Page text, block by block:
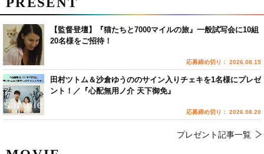
【監督登壇】『猫たちと7000マイルの旅』一般試写会に10組
20名様をご招待！
応募締め切り： 2026.08.15
田村ツトム＆沙倉ゆうののサイン入りチェキを1名様にプレゼ
ント！／『心配無用ノ介 天下御免』
応募締め切り： 2026.08.20
プレゼント記事一覧